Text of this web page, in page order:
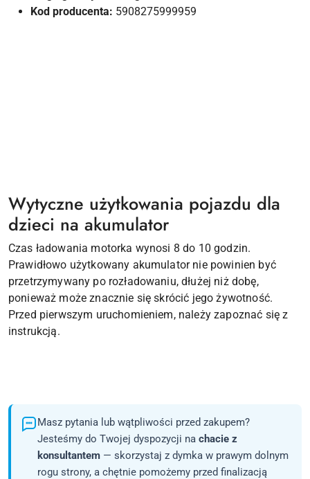
Kod producenta: 5908275999959
Wytyczne użytkowania pojazdu dla
dzieci na akumulator
Czas ładowania motorka wynosi 8 do 10 godzin.
Prawidłowo użytkowany akumulator nie powinien być
przetrzymywany po rozładowaniu, dłużej niż dobę,
ponieważ może znacznie się skrócić jego żywotność.
Przed pierwszym uruchomieniem, należy zapoznać się z
instrukcją.
Masz pytania lub wątpliwości przed zakupem?
Jesteśmy do Twojej dyspozycji na chacie z
konsultantem — skorzystaj z dymka w prawym dolnym
rogu strony, a chętnie pomożemy przed finalizacją